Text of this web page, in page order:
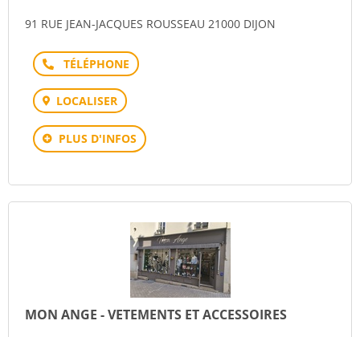
91 RUE JEAN-JACQUES ROUSSEAU 21000 DIJON
Téléphone
LOCALISER
PLUS D'INFOS
MON ANGE - VETEMENTS ET ACCESSOIRES